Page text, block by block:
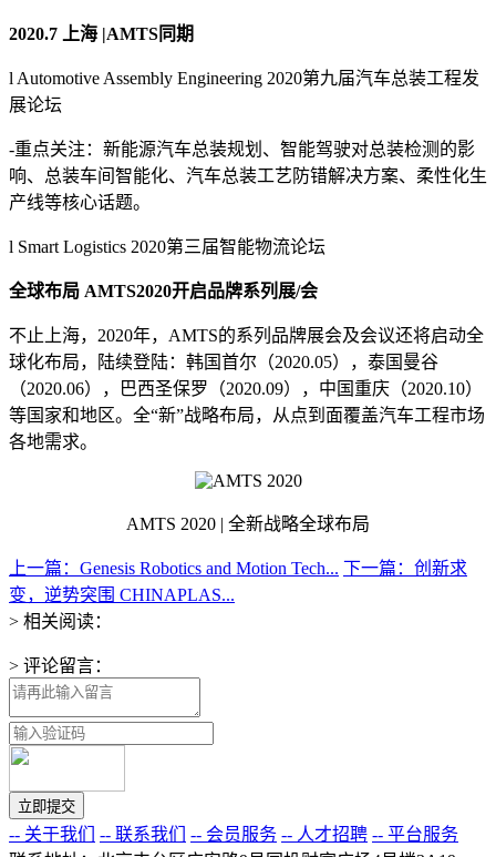
2020.7 上海 |AMTS同期
l Automotive Assembly Engineering 2020第九届汽车总装工程发
展论坛
-重点关注：新能源汽车总装规划、智能驾驶对总装检测的影
响、总装车间智能化、汽车总装工艺防错解决方案、柔性化生
产线等核心话题。
l Smart Logistics 2020第三届智能物流论坛
全球布局 AMTS2020开启品牌系列展/会
不止上海，2020年，AMTS的系列品牌展会及会议还将启动全
球化布局，陆续登陆：韩国首尔（2020.05），泰国曼谷
（2020.06），巴西圣保罗（2020.09），中国重庆（2020.10）
等国家和地区。全“新”战略布局，从点到面覆盖汽车工程市场
各地需求。
AMTS 2020 | 全新战略全球布局
上一篇：Genesis Robotics and Motion Tech... 下一篇：创新求
变，逆势突围 CHINAPLAS...
> 相关阅读：
> 评论留言：
-- 关于我们 -- 联系我们 -- 会员服务 -- 人才招聘 -- 平台服务